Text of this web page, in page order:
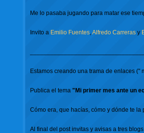
Me lo pasaba jugando para matar ese
Invito a Emilio Fuentes,Alfredo Carreras y
Estamos creando una trama de enlaces
Publica el tema"Mi primer mes ante un
Cómo era, que hacías, cómo y dónde te
Al final del post invitas y avisas a tres